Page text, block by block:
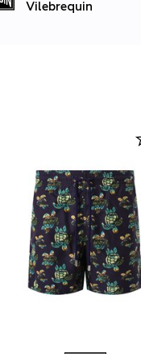
Vilebrequin